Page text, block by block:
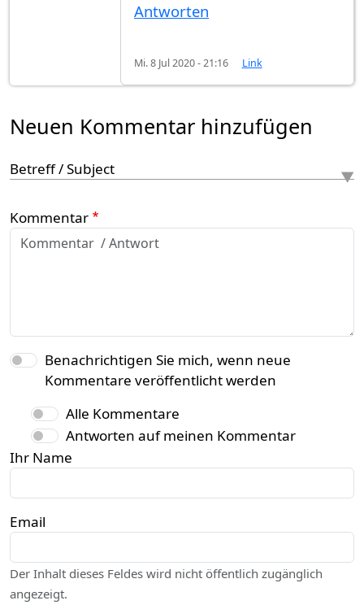
Antworten
Mi. 8 Jul 2020 - 21:16 Link
Neuen Kommentar hinzufügen
Betreff / Subject
Kommentar
Benachrichtigen Sie mich, wenn neue
Kommentare veröffentlicht werden
Alle Kommentare
Antworten auf meinen Kommentar
Ihr Name
Email
Der Inhalt dieses Feldes wird nicht öffentlich zugänglich
angezeigt.